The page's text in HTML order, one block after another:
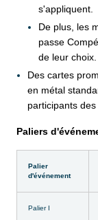
s'appliquent.
De plus, les
passe
de leur
Des cartes
en métal
participants
Paliers
Palier
d'événement
Palier I